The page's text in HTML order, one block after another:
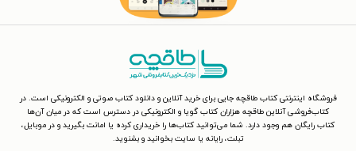
فروشگاه اینترنتی کتاب طاقچه جایی برای خرید آنلاین و دانلود کتاب صوتی و الکترونیکی است. در
کتاب‌فروشی آنلاین طاقچه هزاران کتاب گویا و الکترونیکی در دسترس است که در میان آن‌ها
کتاب رایگان هم وجود دارد. شما می‌توانید کتاب‌ها را خریداری کرده یا امانت بگیرید و در موبایل،
تبلت، رایانه یا سایت بخوانید و بشنوید.